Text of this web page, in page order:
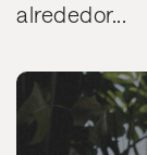
alrededor...